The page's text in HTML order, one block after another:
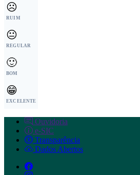
☹️
RUIM
😐
REGULAR
🙂
BOM
😁
EXCELENTE
Ouvidoria
e-SIC
Transparência
Dados Abertos